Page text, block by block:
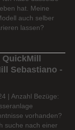
hat. Meine
auch selber
lassen?
QuickMill
Sebastiano -
| Anzahl Bezüge:
vorhanden?
suche nach einer